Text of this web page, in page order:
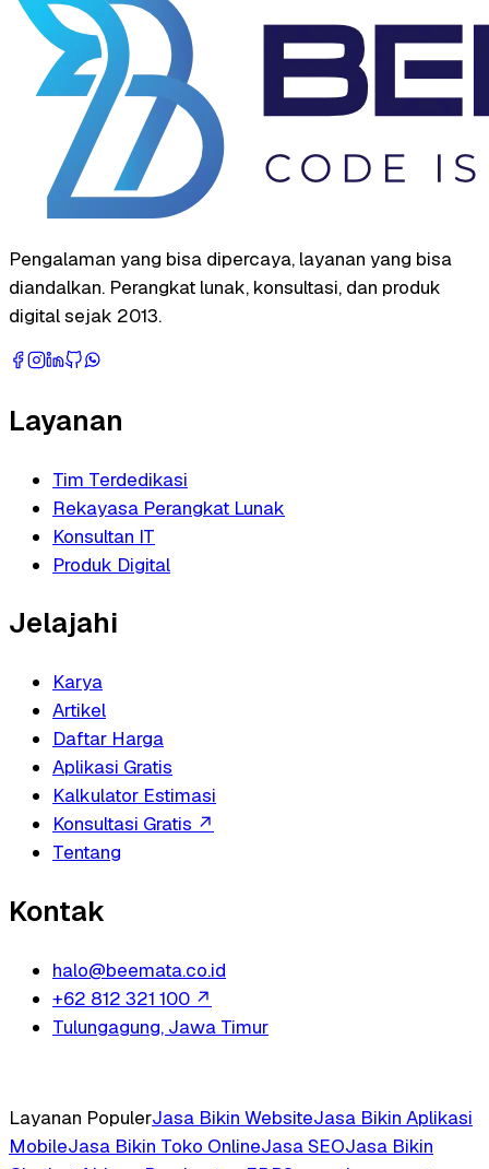
Pengalaman yang bisa dipercaya, layanan yang bisa
diandalkan. Perangkat lunak, konsultasi, dan produk
digital sejak 2013.
Layanan
Tim Terdedikasi
Rekayasa Perangkat Lunak
Konsultan IT
Produk Digital
Jelajahi
Karya
Artikel
Daftar Harga
Aplikasi Gratis
Kalkulator Estimasi
Konsultasi Gratis ↗
Tentang
Kontak
halo@beemata.co.id
+62 812 321 100 ↗
Tulungagung, Jawa Timur
Layanan PopulerJasa Bikin WebsiteJasa Bikin Aplikasi
MobileJasa Bikin Toko OnlineJasa SEOJasa Bikin